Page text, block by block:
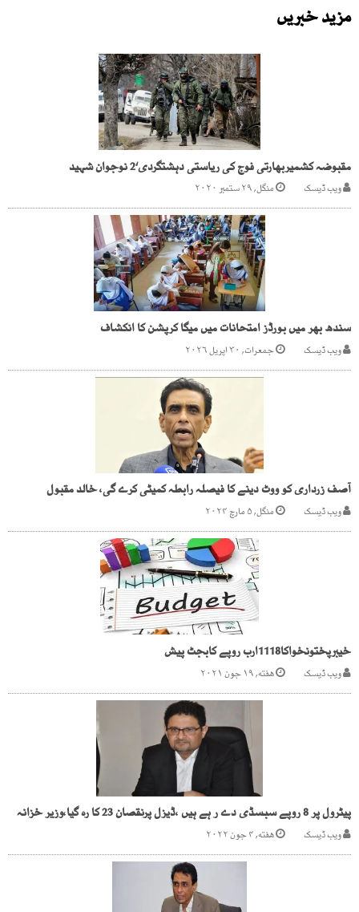
مزید خبریں
مقبوضہ کشمیربھارتی فوج کی ریاستی دہشتگردی‘2 نوجوان شہید
ویب ڈیسک منگل, ۲۹ ستمبر ۲۰۲۰
سندھ بھر میں بورڈز امتحانات میں میگا کرپشن کا انکشاف
ویب ڈیسک جمعرات, ۳۰ اپریل ۲۰۲۶
آصف زرداری کو ووٹ دینے کا فیصلہ رابطہ کمیٹی کرے گی، خالد مقبول
ویب ڈیسک منگل, ۵ مارچ ۲۰۲۴
خیبرپختونخواکا1118ارب روپے کابجٹ پیش
ویب ڈیسک هفته, ۱۹ جون ۲۰۲۱
پیٹرول پر 8 روپے سبسڈی دے ر ہے ہیں ،ڈیزل پرنقصان 23 کا رہ گیا،وزیر خزانہ
ویب ڈیسک هفته, ۴ جون ۲۰۲۲